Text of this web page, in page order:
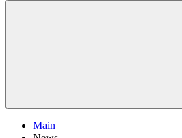
Main